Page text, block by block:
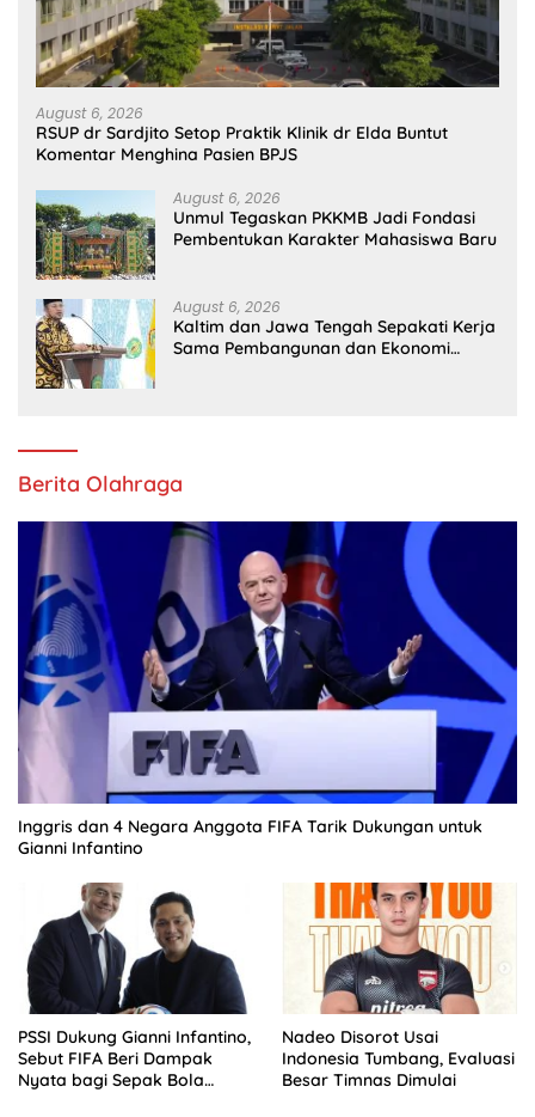
August 6, 2026
RSUP dr Sardjito Setop Praktik Klinik dr Elda Buntut
Komentar Menghina Pasien BPJS
August 6, 2026
Unmul Tegaskan PKKMB Jadi Fondasi
Pembentukan Karakter Mahasiswa Baru
August 6, 2026
Kaltim dan Jawa Tengah Sepakati Kerja
Sama Pembangunan dan Ekonomi
Berita Olahraga
Inggris dan 4 Negara Anggota FIFA Tarik Dukungan untuk
Gianni Infantino
PSSI Dukung Gianni Infantino,
Sebut FIFA Beri Dampak
Nyata bagi Sepak Bola
Nadeo Disorot Usai
Indonesia Tumbang, Evaluasi
Besar Timnas Dimulai